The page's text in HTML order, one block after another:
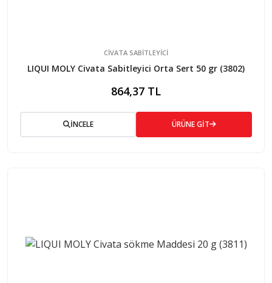
CIVATA SABITLEYICI
LIQUI MOLY Civata Sabitleyici Orta Sert 50 gr (3802)
864,37 TL
İNCELE ÜRÜNE GİT